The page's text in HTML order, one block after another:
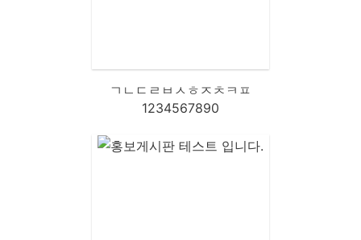
ㄱㄴㄷㄹㅂㅅㅎㅈㅊㅋㅍ
1234567890